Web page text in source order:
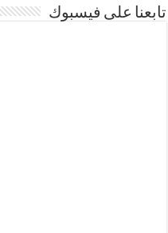
تابعنا على فيسبوك